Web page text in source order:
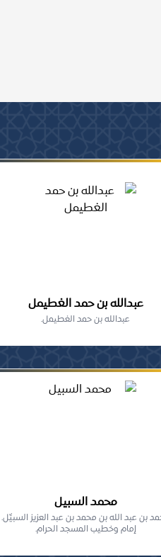
عبدالله بن حمد الغطيمل
عبدالله بن حمد الغطيمل.
محمد السبيل
بن عبد الله بن محمد بن عبد العزيز السبيِّل.
إمام وخطيب المسجد الحرام.